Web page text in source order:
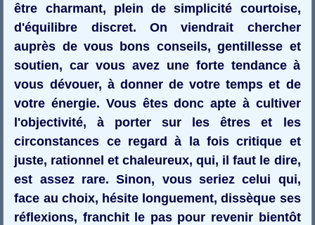
être charmant, plein de simplicité courtoise,
d'équilibre discret. On viendrait chercher
auprès de vous bons conseils, gentillesse et
soutien, car vous avez une forte tendance à
vous dévouer, à donner de votre temps et de
votre énergie. Vous êtes donc apte à cultiver
l'objectivité, à porter sur les êtres et les
circonstances ce regard à la fois critique et
juste, rationnel et chaleureux, qui, il faut le dire,
est assez rare. Sinon, vous seriez celui qui,
face au choix, hésite longuement, dissèque ses
réflexions, franchit le pas pour revenir bientôt